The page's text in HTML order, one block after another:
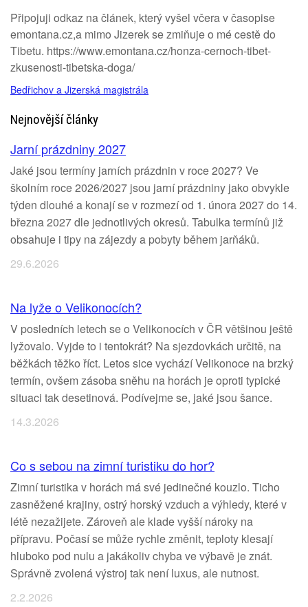
Připojuji odkaz na článek, který vyšel včera v časopise
emontana.cz,a mimo Jizerek se zmiňuje o mé cestě do
Tibetu. https://www.emontana.cz/honza-cernoch-tibet-
zkusenosti-tibetska-doga/
Bedřichov a Jizerská magistrála
Nejnovější články
Jarní prázdniny 2027
Jaké jsou termíny jarních prázdnin v roce 2027? Ve
školním roce 2026/2027 jsou jarní prázdniny jako obvykle
týden dlouhé a konají se v rozmezí od 1. února 2027 do 14.
března 2027 dle jednotlivých okresů. Tabulka termínů již
obsahuje i tipy na zájezdy a pobyty během jarňáků.
29.6.2026
Na lyže o Velikonocích?
V posledních letech se o Velikonocích v ČR většinou ještě
lyžovalo. Vyjde to i tentokrát? Na sjezdovkách určitě, na
běžkách těžko říct. Letos sice vychází Velikonoce na brzký
termín, ovšem zásoba sněhu na horách je oproti typické
situaci tak desetinová. Podívejme se, jaké jsou šance.
14.3.2026
Co s sebou na zimní turistiku do hor?
Zimní turistika v horách má své jedinečné kouzlo. Ticho
zasněžené krajiny, ostrý horský vzduch a výhledy, které v
létě nezažijete. Zároveň ale klade vyšší nároky na
přípravu. Počasí se může rychle změnit, teploty klesají
hluboko pod nulu a jakákoliv chyba ve výbavě je znát.
Správně zvolená výstroj tak není luxus, ale nutnost.
2.2.2026